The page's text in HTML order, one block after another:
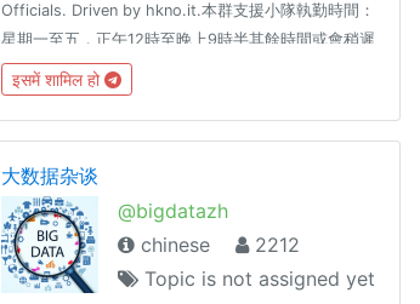
Officials. Driven by hkno.it.本群支援小隊執勤時間：
星期一至五，正午12時至晚上9時半其餘時間或會稍遲
回覆群規章程：https://hackmd.io/s/B1EXFDtxZ
इसमें शामिल हो
大数据杂谈
@bigdatazh
chinese
2212
Topic is not assigned yet